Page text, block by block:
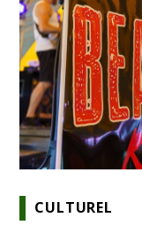
CULTUREL